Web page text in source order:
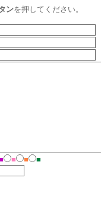
ンを押してください。
■ ■
■